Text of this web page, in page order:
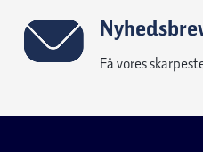
Få vores